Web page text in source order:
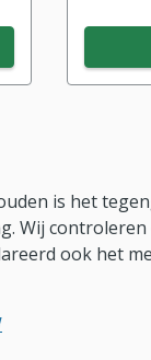
is het
Wij
ook het